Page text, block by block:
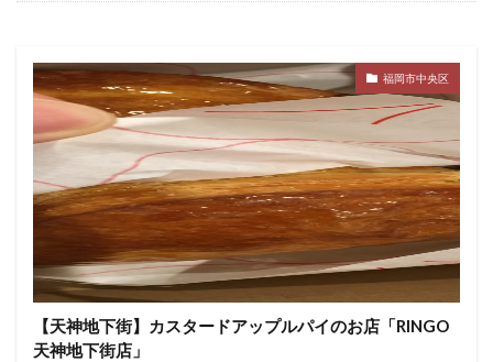
福岡市中央区
【天神地下街】カスタードアップルパイのお店「RINGO
天神地下街店」